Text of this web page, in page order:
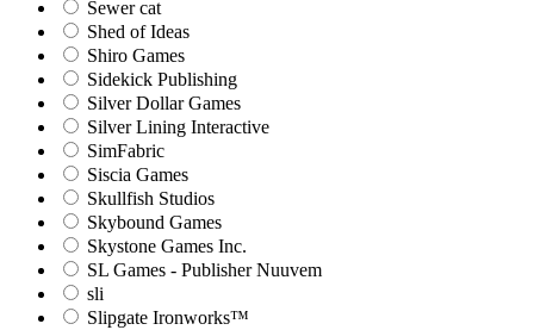
Sewer cat
Shed of Ideas
Shiro Games
Sidekick Publishing
Silver Dollar Games
Silver Lining Interactive
SimFabric
Siscia Games
Skullfish Studios
Skybound Games
Skystone Games Inc.
SL Games - Publisher Nuuvem
sli
Slipgate Ironworks™